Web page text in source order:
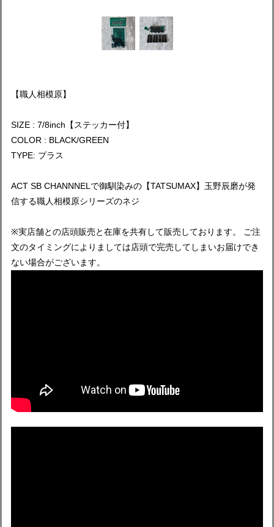
【職人相模原】
SIZE : 7/8inch【ステッカー付】
COLOR : BLACK/GREEN
TYPE: プラス
ACT SB CHANNNELで御馴染みの【TATSUMAX】玉野辰磨が発
信する職人相模原シリーズのネジ
※実店舗との店頭販売と在庫を共有して販売しております。 ご注
文のタイミングによりましては店頭で完売してしまいお届けでき
ない場合がございます。